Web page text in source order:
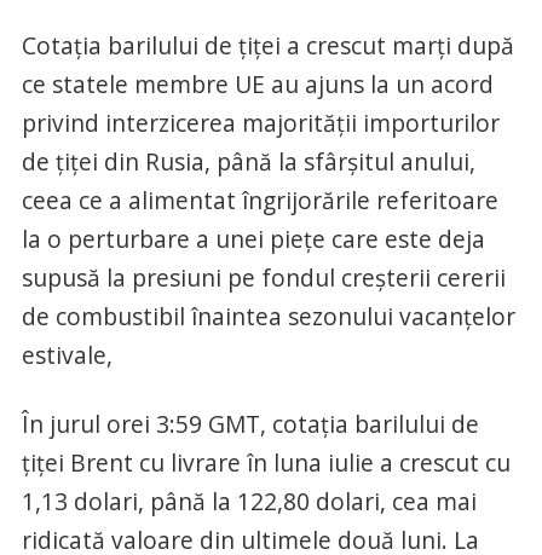
Cotaţia barilului de ţiţei a crescut marţi după
ce statele membre UE au ajuns la un acord
privind interzicerea majorităţii importurilor
de ţiţei din Rusia, până la sfârșitul anului,
ceea ce a alimentat îngrijorările referitoare
la o perturbare a unei pieţe care este deja
supusă la presiuni pe fondul creşterii cererii
de combustibil înaintea sezonului vacanţelor
estivale,
În jurul orei 3:59 GMT, cotaţia barilului de
ţiţei Brent cu livrare în luna iulie a crescut cu
1,13 dolari, până la 122,80 dolari, cea mai
ridicată valoare din ultimele două luni. La